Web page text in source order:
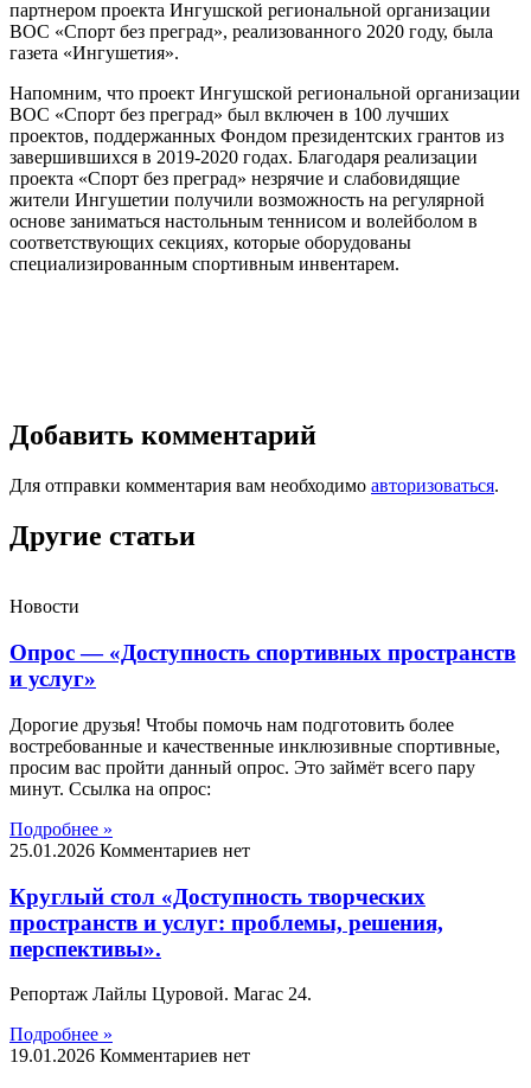
партнером проекта Ингушской региональной организации
ВОС «Спорт без преград», реализованного 2020 году, была
газета «Ингушетия».
Напомним, что проект Ингушской региональной организации
ВОС «Спорт без преград» был включен в 100 лучших
проектов, поддержанных Фондом президентских грантов из
завершившихся в 2019-2020 годах. Благодаря реализации
проекта «Спорт без преград» незрячие и слабовидящие
жители Ингушетии получили возможность на регулярной
основе заниматься настольным теннисом и волейболом в
соответствующих секциях, которые оборудованы
специализированным спортивным инвентарем.
Добавить комментарий
Для отправки комментария вам необходимо авторизоваться.
Другие статьи
Новости
Опрос — «Доступность спортивных пространств
и услуг»
Дорогие друзья! Чтобы помочь нам подготовить более
востребованные и качественные инклюзивные спортивные,
просим вас пройти данный опрос. Это займёт всего пару
минут. Ссылка на опрос:
Подробнее »
25.01.2026 Комментариев нет
Круглый стол «Доступность творческих
пространств и услуг: проблемы, решения,
перспективы».
Репортаж Лайлы Цуровой. Магас 24.
Подробнее »
19.01.2026 Комментариев нет